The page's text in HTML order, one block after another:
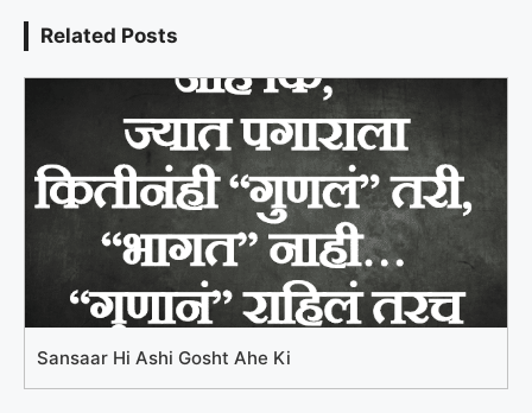
Related Posts
Sansaar Hi Ashi Gosht Ahe Ki